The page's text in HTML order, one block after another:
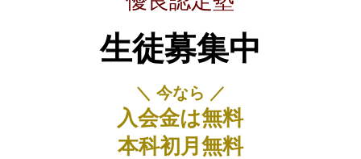
生徒募集中
＼ 今なら ／
入会金は無料
本科初月無料